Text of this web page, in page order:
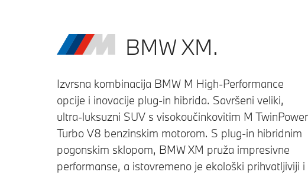
BMW XM.
Izvrsna kombinacija BMW M High-Performance
opcije i inovacije plug-in hibrida. Savršeni veliki,
ultra-luksuzni SUV s visokoučinkovitim M TwinPower
Turbo V8 benzinskim motorom. S plug-in hibridnim
pogonskim sklopom, BMW XM pruža impresivne
performanse, a istovremeno je ekološki prihvatljiviji i